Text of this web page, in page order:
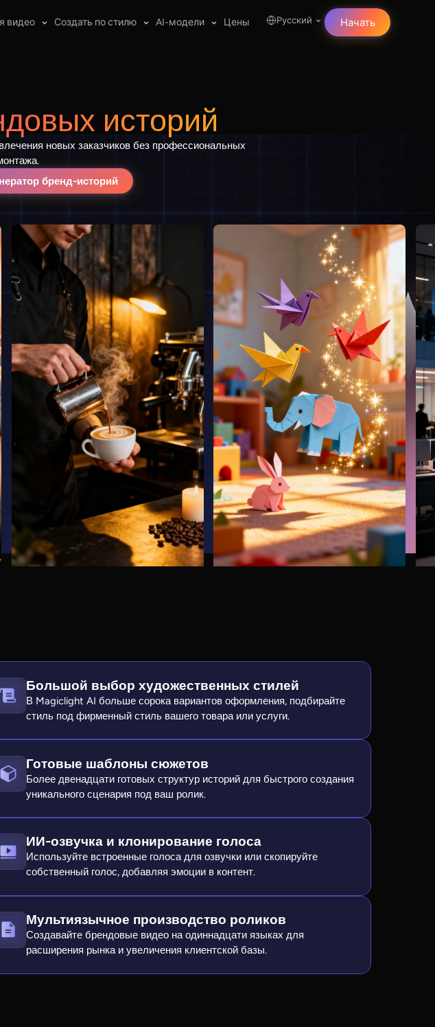
видео Создать по стилю AI-модели Цены Русский Начать
историй
новых заказчиков без профессиональных
бренд-историй
Большой выбор художественных стилей
В Magiclight AI больше сорока вариантов оформления, подбирайте
стиль под фирменный стиль вашего товара или услуги.
Готовые шаблоны сюжетов
Более двенадцати готовых структур историй для быстрого создания
уникального сценария под ваш ролик.
ИИ-озвучка и клонирование голоса
Используйте встроенные голоса для озвучки или скопируйте
собственный голос, добавляя эмоции в контент.
Мультиязычное производство роликов
Создавайте брендовые видео на одиннадцати языках для
расширения рынка и увеличения клиентской базы.